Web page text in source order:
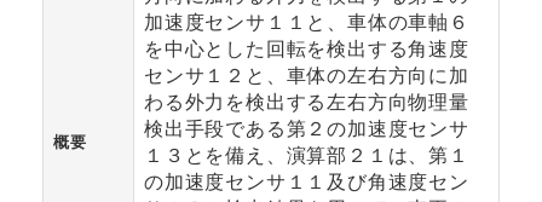
概要
加速度センサ１１と、車体の車軸６
を中心とした回転を検出する角速度
センサ１２と、車体の左右方向に加
わる外力を検出する左右方向物理量
検出手段である第２の加速度センサ
１３とを備え、演算部２１は、第１
の加速度センサ１１及び角速度セン